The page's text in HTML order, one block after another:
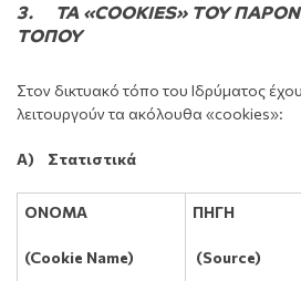
3. ΤΑ «COOKIES» ΤΟΥ
ΤΟΠΟΥ
Στον δικτυακό τόπο του Ιδρύματος
λειτουργούν τα ακόλουθα «cookies»:
Α) Στατιστικά
ΟΝΟΜΑ
(Cookie Name)
ΠΗΓΗ
(Source)